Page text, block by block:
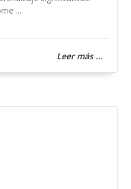
...
Leer más ...